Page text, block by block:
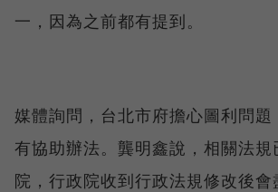
一，因為之前都有提到。
媒體詢問，台北市府擔心圖利問題
有協助辦法。龔明鑫說，相關法規
院，行政院收到行政法規修改後會